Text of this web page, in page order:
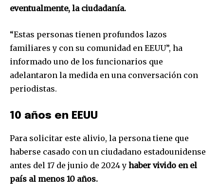
eventualmente, la ciudadanía.
“Estas personas tienen profundos lazos
familiares y con su comunidad en EEUU”, ha
informado uno de los funcionarios que
adelantaron la medida en una conversación con
periodistas.
10 años en EEUU
Para solicitar este alivio, la persona tiene que
haberse casado con un ciudadano estadounidense
antes del 17 de junio de 2024 y haber vivido en el
país al menos 10 años.